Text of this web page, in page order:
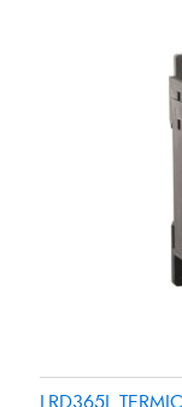
LRD365L